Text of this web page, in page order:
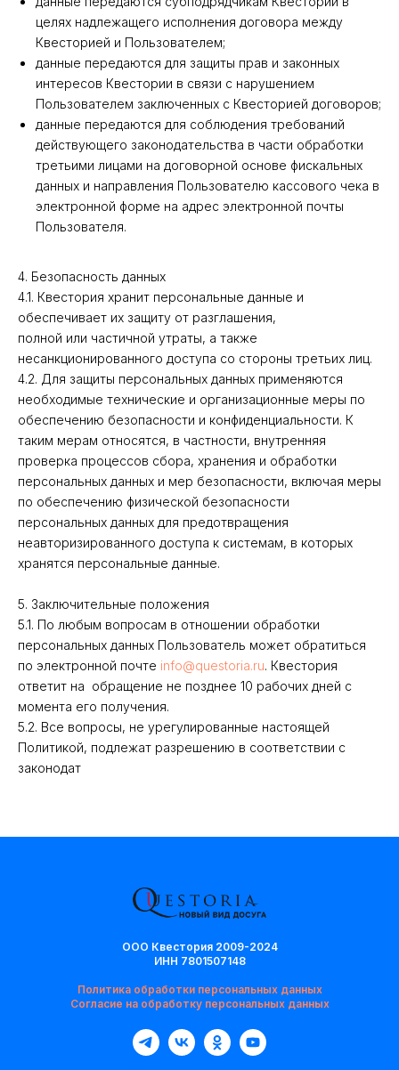
целях надлежащего исполнения договора между
Квесторией и Пользователем;
данные передаются для защиты прав и законных
интересов Квестории в связи с нарушением
Пользователем заключенных с Квесторией договоров;
данные передаются для соблюдения требований
действующего законодательства в части обработки
третьими лицами на договорной основе фискальных
данных и направления Пользователю кассового чека в
электронной форме на адрес электронной почты
Пользователя.
4. Безопасность данных
4.1. Квестория хранит персональные данные и
обеспечивает их защиту от разглашения,
полной или частичной утраты, а также
несанкционированного доступа со стороны третьих лиц.
4.2. Для защиты персональных данных применяются
необходимые технические и организационные меры по
обеспечению безопасности и конфиденциальности. К
таким мерам относятся, в частности, внутренняя
проверка процессов сбора, хранения и обработки
персональных данных и мер безопасности, включая меры
по обеспечению физической безопасности
персональных данных для предотвращения
неавторизированного доступа к системам, в которых
хранятся персональные данные.
5. Заключительные положения
5.1. По любым вопросам в отношении обработки
персональных данных Пользователь может обратиться
по электронной почте info@questoria.ru. Квестория
ответит на обращение не позднее 10 рабочих дней с
момента его получения.
5.2. Все вопросы, не урегулированные настоящей
Политикой, подлежат разрешению в соответствии с
законодат
ООО Квестория 2009-2024
ИНН 7801507148
Политика обработки персональных данных
Согласие на обработку персональных данных